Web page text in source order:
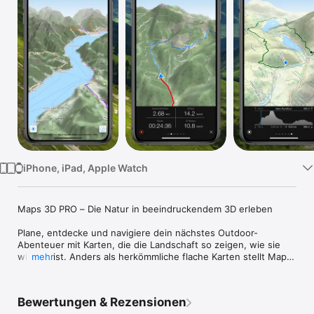
Watch
TV
iPhone, iPad, Apple Watch
Maps 3D PRO – Die Natur in beeindruckendem 3D erleben
Plane, entdecke und navigiere dein nächstes Outdoor-
Abenteuer mit Karten, die die Landschaft so zeigen, wie sie
wirklich ist. Anders als herkömmliche flache Karten stellt Maps
Egal ob Wandern, Radfahren, Trailrunning, Skitouren oder
mehr
Bewertungen & Rezensionen